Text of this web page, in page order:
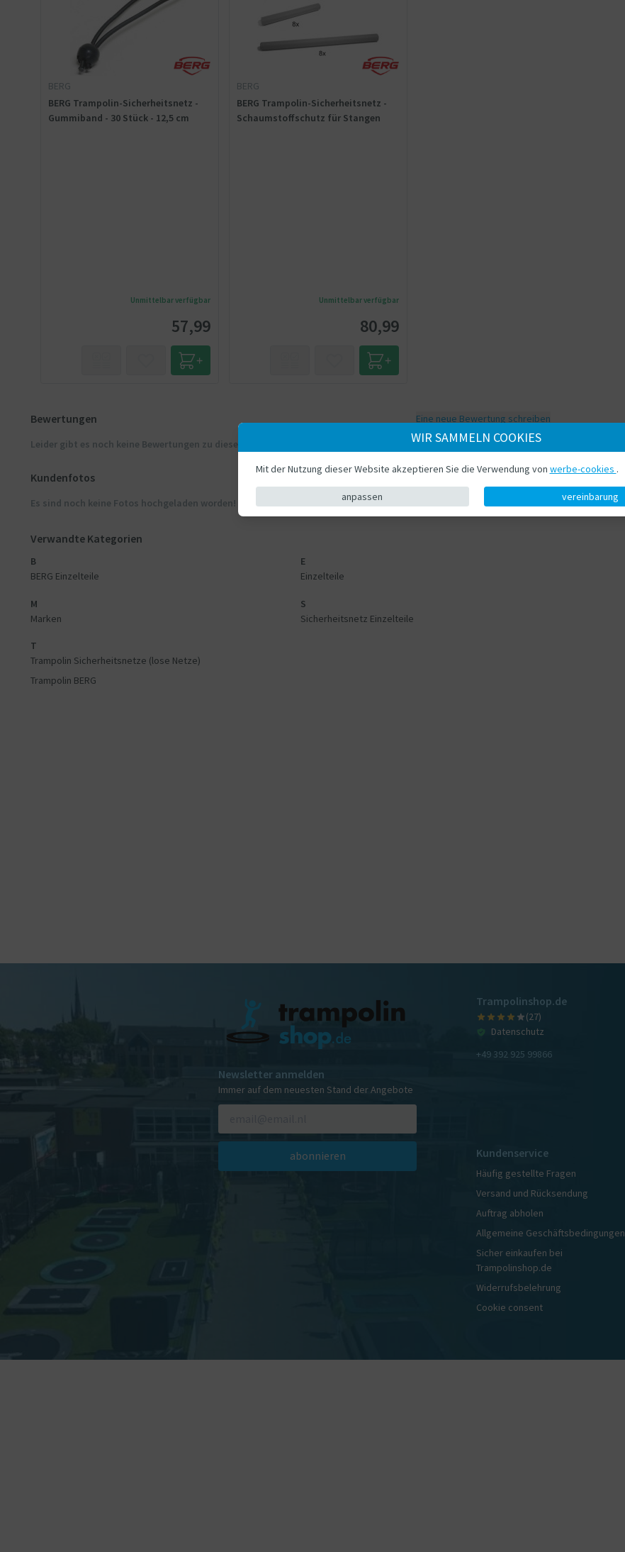
BERG
BERG Trampolin-Sicherheitsnetz -
Gummiband - 30 Stück - 12,5 cm
57,99
Unmittelbar verfügbar
BERG
BERG Trampolin-Sicherheitsnetz -
Schaumstoffschutz für Stangen
80,99
Unmittelbar verfügbar
Bewertungen
Eine neue Bewertung schreiben
Leider gibt es noch keine Bewertungen zu diesem Produkt
Kundenfotos
Laden Sie Ihr eigenes Foto hoch
Es sind noch keine Fotos hochgeladen worden! Kundenfotos zuerst hochladen
Verwandte Kategorien
B
BERG Einzelteile
E
Einzelteile
M
Marken
S
Sicherheitsnetz Einzelteile
T
Trampolin Sicherheitsnetze (lose Netze)
Trampolin BERG
Newsletter anmelden
Immer auf dem neuesten Stand der Angebote
abonnieren
Trampolinshop.de
(27)
Datenschutz
+49 392 925 99866
Kundenservice
Häufig gestellte Fragen
Versand und Rücksendung
Auftrag abholen
Allgemeine Geschäftsbedingungen
Sicher einkaufen bei
Trampolinshop.de
Widerrufsbelehrung
Cookie consent
WIR SAMMELN COOKIES
Mit der Nutzung dieser Website akzeptieren Sie die Verwendung von werbe-cookies .
anpassen vereinbarung